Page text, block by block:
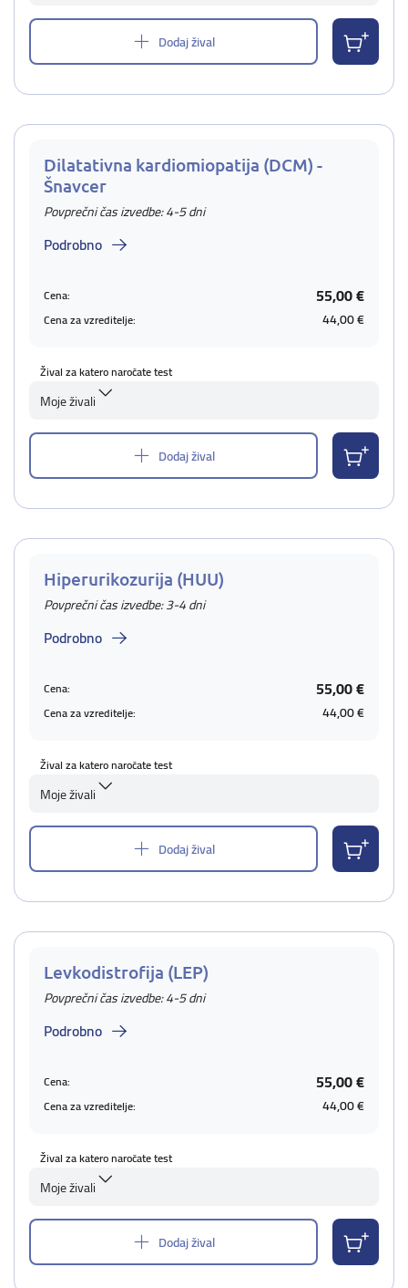
Dodaj žival
Dilatativna kardiomiopatija (DCM) -
Šnavcer
Povprečni čas izvedbe: 4-5 dni
Podrobno
Cena: 55,00 €
Cena za vzreditelje: 44,00 €
Žival za katero naročate test
Moje živali
Dodaj žival
Hiperurikozurija (HUU)
Povprečni čas izvedbe: 3-4 dni
Podrobno
Cena: 55,00 €
Cena za vzreditelje: 44,00 €
Žival za katero naročate test
Moje živali
Dodaj žival
Levkodistrofija (LEP)
Povprečni čas izvedbe: 4-5 dni
Podrobno
Cena: 55,00 €
Cena za vzreditelje: 44,00 €
Žival za katero naročate test
Moje živali
Dodaj žival